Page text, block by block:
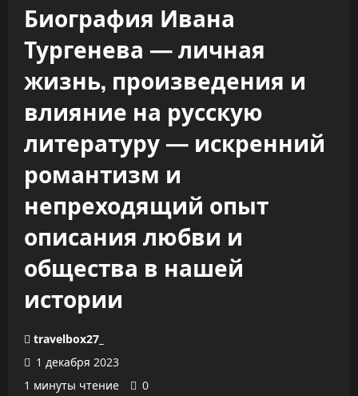
Биография Ивана
Тургенева — личная
жизнь, произведения и
влияние на русскую
литературу — искренний
романтизм и
непреходящий опыт
описания любви и
общества в нашей
истории
travelbox27_
1 декабря 2023
1 минуты чтение
0